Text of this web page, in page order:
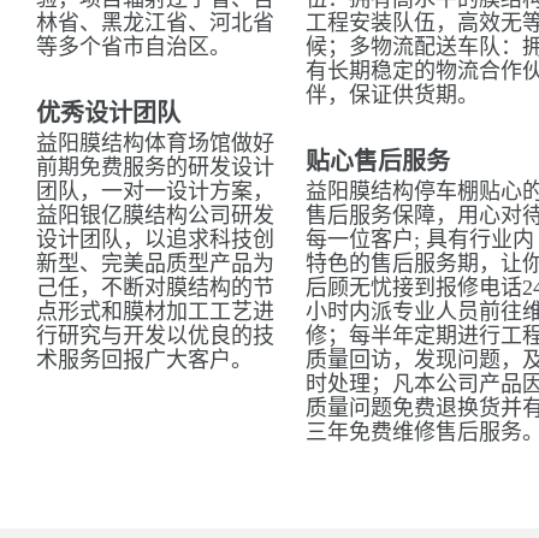
林省、黑龙江省、河北省
等多个省市自治区。
优秀设计团队
益阳膜结构体育场馆做好
前期免费服务的研发设计
团队，一对一设计方案，
益阳银亿膜结构公司研发
设计团队，以追求科技创
新型、完美品质型产品为
己任，不断对膜结构的节
点形式和膜材加工工艺进
行研究与开发以优良的技
术服务回报广大客户。
工程安装队伍，高效无
候；多物流配送车队：
有长期稳定的物流合作
伴，保证供货期。
贴心售后服务
益阳膜结构停车棚贴心
售后服务保障，用心对
每一位客户; 具有行业内
特色的售后服务期，让
后顾无忧接到报修电话
小时内派专业人员前往
修；每半年定期进行工
质量回访，发现问题，
时处理；凡本公司产品
质量问题免费退换货并
三年免费维修售后服务